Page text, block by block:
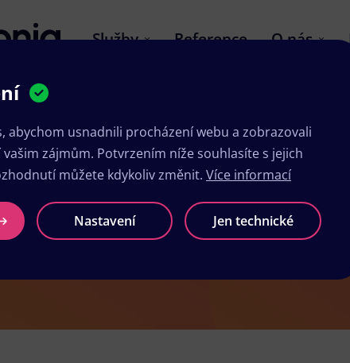
Služby Reference O nás
Chabařovice
a tisk
abychom usnadnili procházení webu a zobrazovali
zájmům. Potvrzením níže souhlasíte s jejich
můžete kdykoliv změnit. Více informací
Nastavení Jen technické